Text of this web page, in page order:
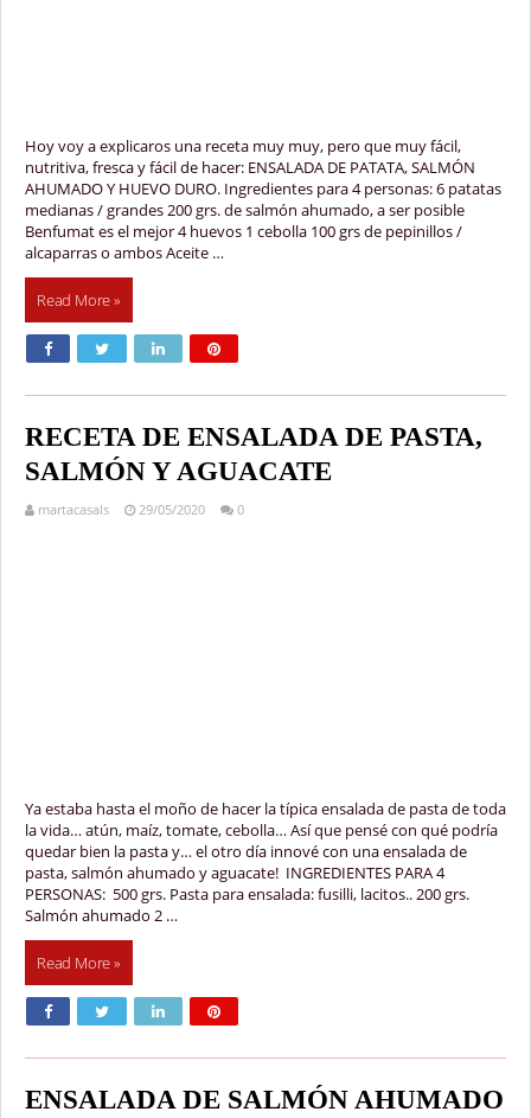
Hoy voy a explicaros una receta muy muy, pero que muy fácil,
nutritiva, fresca y fácil de hacer: ENSALADA DE PATATA, SALMÓN
AHUMADO Y HUEVO DURO. Ingredientes para 4 personas: 6 patatas
medianas / grandes 200 grs. de salmón ahumado, a ser posible
Benfumat es el mejor 4 huevos 1 cebolla 100 grs de pepinillos /
alcaparras o ambos Aceite …
Read More »
RECETA DE ENSALADA DE PASTA,
SALMÓN Y AGUACATE
martacasals 29/05/2020 0
Ya estaba hasta el moño de hacer la típica ensalada de pasta de toda
la vida… atún, maíz, tomate, cebolla… Así que pensé con qué podría
quedar bien la pasta y… el otro día innové con una ensalada de
pasta, salmón ahumado y aguacate! INGREDIENTES PARA 4
PERSONAS: 500 grs. Pasta para ensalada: fusilli, lacitos.. 200 grs.
Salmón ahumado 2 …
Read More »
ENSALADA DE SALMÓN AHUMADO